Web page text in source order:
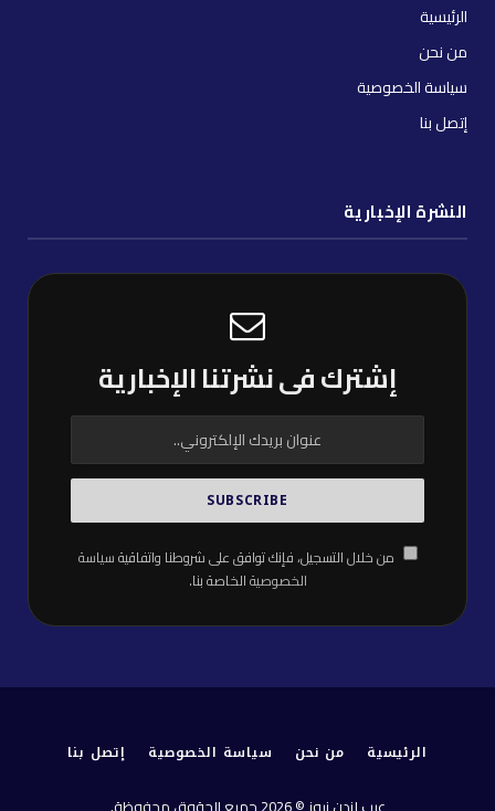
الرئيسية
من نحن
سياسة الخصوصية
إتصل بنا
النشرة الإخبارية
إشترك فى نشرتنا الإخبارية
من خلال التسجيل، فإنك توافق على شروطنا واتفاقيةسياسة
الخصوصيةالخاصة بنا.
الرئيسية من نحن سياسة الخصوصية إتصل بنا